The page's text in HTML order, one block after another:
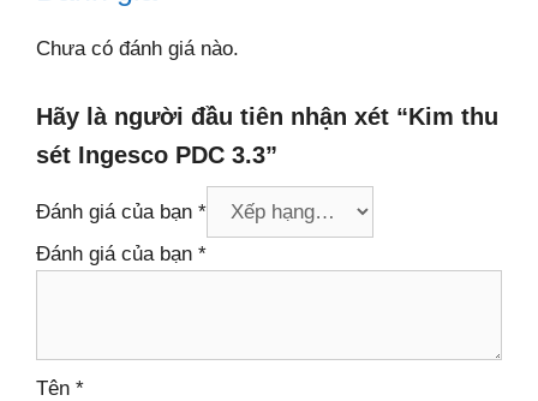
Chưa có đánh giá nào.
Hãy là người đầu tiên nhận xét “Kim thu
sét Ingesco PDC 3.3”
Đánh giá của bạn *
Đánh giá của bạn *
Tên *